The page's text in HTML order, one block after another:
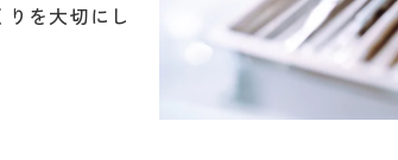
を大切にし